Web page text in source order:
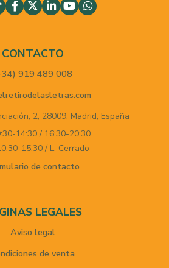
CONTACTO
919 489 008
2, 28009, Madrid, España
14:30 / 16:30-20:30
15:30 / L: Cerrado
de contacto
LEGALES
Aviso legal
de venta